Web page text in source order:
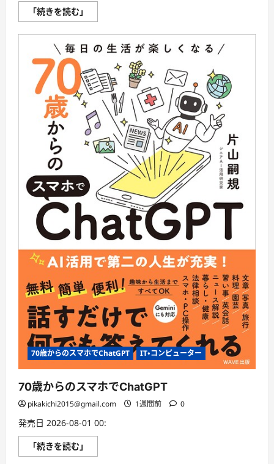
「続きを読む」
経
レ
ン
デ
に
つ
い
て
さ
ら
に
読
む
70歳からのスマホでChatGPT IT・コンピューター
70歳からのスマホでChatGPT
pikakichi2015@gmail.com 1週間前 0
発売日 2026-08-01 00:
「続きを読む」
歳